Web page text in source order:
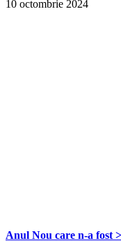
10 octombrie 2024
Anul Nou care n-a fost